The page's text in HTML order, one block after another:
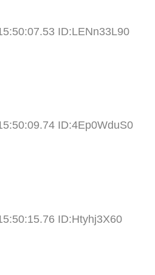
ID:LENn33L90
ID:4Ep0WduS0
ID:Htyhj3X60